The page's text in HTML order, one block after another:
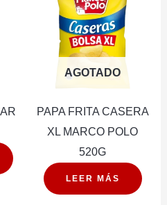
AGOTADO
PAPA FRITA CASERA
XL MARCO POLO
520G
LEER MÁS